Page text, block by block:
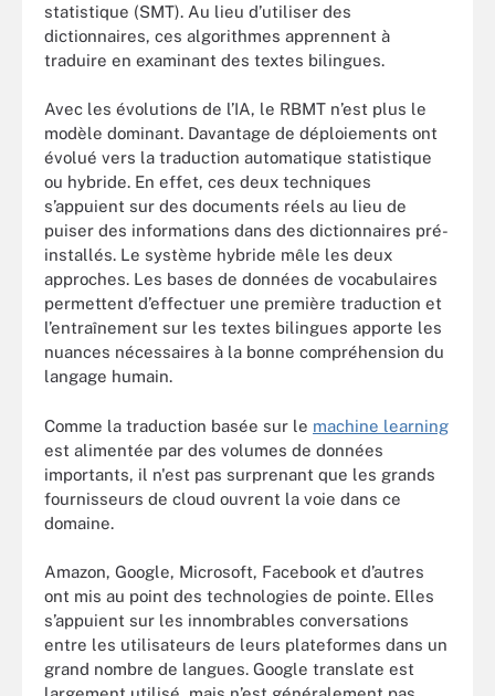
statistique (SMT). Au lieu d’utiliser des
dictionnaires, ces algorithmes apprennent à
traduire en examinant des textes bilingues.
Avec les évolutions de l’IA, le RBMT n’est plus le
modèle dominant. Davantage de déploiements ont
évolué vers la traduction automatique statistique
ou hybride. En effet, ces deux techniques
s’appuient sur des documents réels au lieu de
puiser des informations dans des dictionnaires pré-
installés. Le système hybride mêle les deux
approches. Les bases de données de vocabulaires
permettent d’effectuer une première traduction et
l’entraînement sur les textes bilingues apporte les
nuances nécessaires à la bonne compréhension du
langage humain.
Comme la traduction basée sur le machine learning
est alimentée par des volumes de données
importants, il n'est pas surprenant que les grands
fournisseurs de cloud ouvrent la voie dans ce
domaine.
Amazon, Google, Microsoft, Facebook et d’autres
ont mis au point des technologies de pointe. Elles
s’appuient sur les innombrables conversations
entre les utilisateurs de leurs plateformes dans un
grand nombre de langues. Google translate est